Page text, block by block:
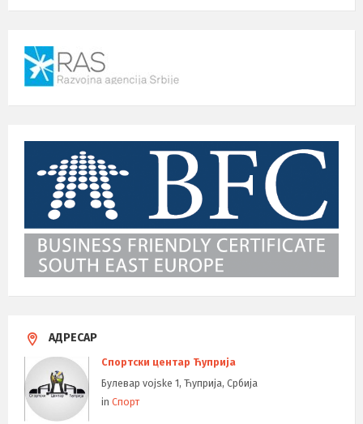
АДРЕСАР
Спортски центар Ћуприја
Булевар vojske 1, Ћуприја, Србија
in Спорт